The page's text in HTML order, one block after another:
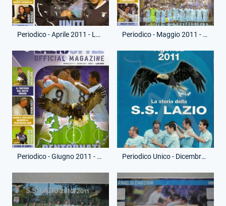
Periodico - Aprile 2011 - Lazio Style Magazine Periodico - Maggio 2011 - Lazio Style Magazine
Periodico - Giugno 2011 - Lazio Style Magazine Periodico Unico - Dicembre 2010 - Agenda Lazialità 2011